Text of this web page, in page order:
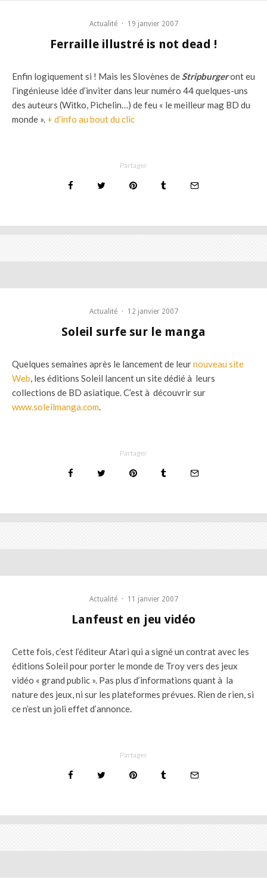
Actualité · 19 janvier 2007
Ferraille illustré is not dead !
Enfin logiquement si ! Mais les Slovènes deStripburgeront eu
l’ingénieuse idée d’inviter dans leur numéro 44 quelques-uns
des auteurs (Witko, Pichelin…) de feu « le meilleur mag BD du
monde ». + d’info au bout du clic
Partager
Actualité · 12 janvier 2007
Soleil surfe sur le manga
Quelques semaines après le lancement de leurnouveau site
Web, les éditions Soleil lancent un site dédié à leurs
collections de BD asiatique. C’est à découvrir sur
www.soleilmanga.com.
Partager
Actualité · 11 janvier 2007
Lanfeust en jeu vidéo
Cette fois, c’est l’éditeur Atari qui a signé un contrat avec les
éditions Soleil pour porter le monde de Troy vers des jeux
vidéo « grand public ». Pas plus d’informations quant à la
nature des jeux, ni sur les plateformes prévues. Rien de rien, si
ce n’est un joli effet d’annonce.
Partager